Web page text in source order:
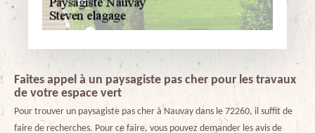
Faites appel à un paysagiste pas cher pour les travaux
de votre espace vert
Pour trouver un paysagiste pas cher à Nauvay dans le 72260, il suffit de
faire de recherches. Pour ce faire, vous pouvez demander les avis de